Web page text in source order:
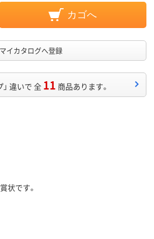
カゴへ
マイカタログへ登録
」 違いで 全 11 商品あります。
状です。